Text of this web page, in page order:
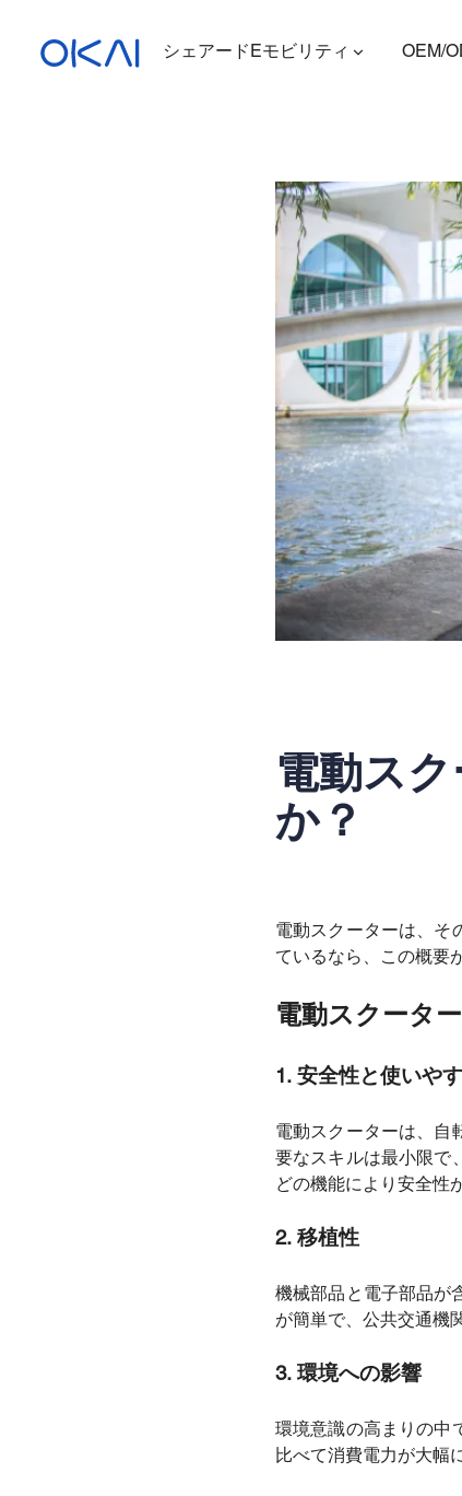
シェアードEモビリティ OEM/
ES400A
電動ス
か？
電動スクーターは、そ
ているなら、この概要
電動スクータ
1. 安全性と使いや
電動スクーターは、自
要なスキルは最小限で
どの機能により安全性
2. 移植性
機械部品と電子部品が
が簡単で、公共交通機
3. 環境への影響
環境意識の高まりの中
比べて消費電力が大幅